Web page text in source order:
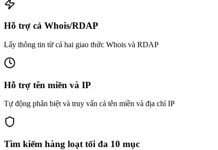
Hỗ trợ cả Whois/RDAP
Lấy thông tin từ cả hai giao thức Whois và RDAP
Hỗ trợ tên miền và IP
Tự động phân biệt và truy vấn cả tên miền và địa chỉ IP
Tìm kiếm hàng loạt tối đa 10 mục